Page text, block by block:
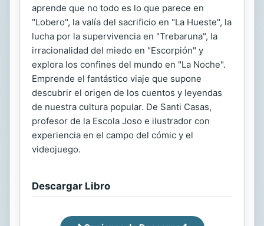
aprende que no todo es lo que parece en
"Lobero", la valía del sacrificio en "La Hueste", la
lucha por la supervivencia en "Trebaruna", la
irracionalidad del miedo en "Escorpión" y
explora los confines del mundo en "La Noche".
Emprende el fantástico viaje que supone
descubrir el origen de los cuentos y leyendas
de nuestra cultura popular. De Santi Casas,
profesor de la Escola Joso e ilustrador con
experiencia en el campo del cómic y el
videojuego.
Descargar Libro